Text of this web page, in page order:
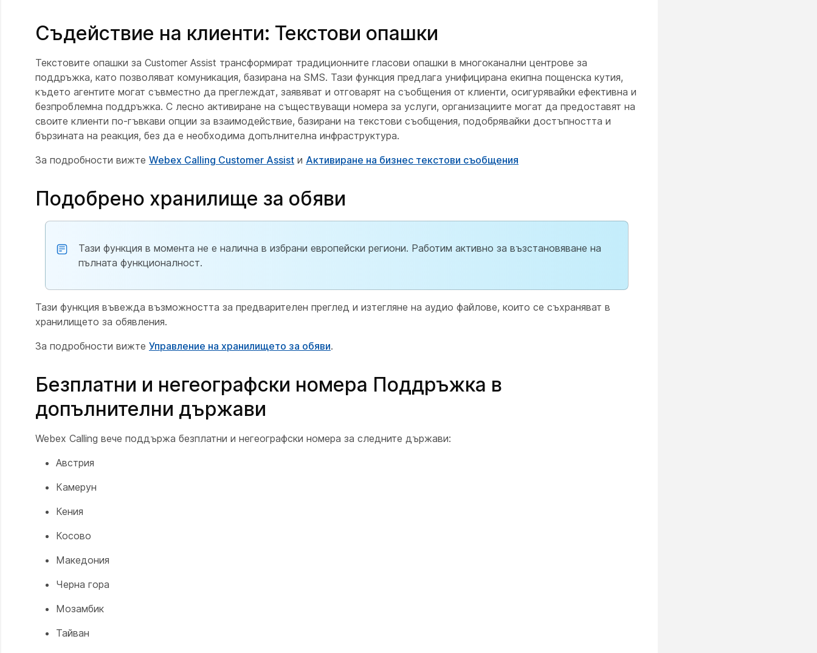
Съдействие на клиенти: Текстови опашки
Текстовите опашки за Customer Assist трансформират традиционните гласови опашки в многоканални центрове за
поддръжка, като позволяват комуникация, базирана на SMS. Тази функция предлага унифицирана екипна пощенска кутия,
където агентите могат съвместно да преглеждат, заявяват и отговарят на съобщения от клиенти, осигурявайки ефективна и
безпроблемна поддръжка. С лесно активиране на съществуващи номера за услуги, организациите могат да предоставят на
своите клиенти по-гъвкави опции за взаимодействие, базирани на текстови съобщения, подобрявайки достъпността и
бързината на реакция, без да е необходима допълнителна инфраструктура.
За подробности вижте Webex Calling Customer Assist и Активиране на бизнес текстови съобщения
Подобрено хранилище за обяви
Тази функция в момента не е налична в избрани европейски региони. Работим активно за възстановяване на
пълната функционалност.
Тази функция въвежда възможността за предварителен преглед и изтегляне на аудио файлове, които се съхраняват в
хранилището за обявления.
За подробности вижте Управление на хранилището за обяви.
Безплатни и негеографски номера Поддръжка в
допълнителни държави
Webex Calling вече поддържа безплатни и негеографски номера за следните държави:
Австрия
Камерун
Кения
Косово
Македония
Черна гора
Мозамбик
Тайван